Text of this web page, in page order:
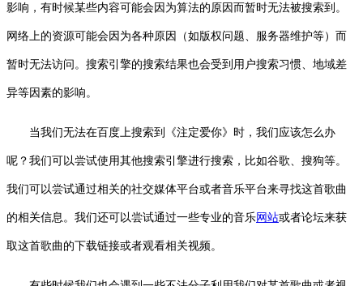
影响，有时候某些内容可能会因为算法的原因而暂时无法被搜索到。
网络上的资源可能会因为各种原因（如版权问题、服务器维护等）而
暂时无法访问。搜索引擎的搜索结果也会受到用户搜索习惯、地域差
异等因素的影响。
当我们无法在百度上搜索到《注定爱你》时，我们应该怎么办
呢？我们可以尝试使用其他搜索引擎进行搜索，比如谷歌、搜狗等。
我们可以尝试通过相关的社交媒体平台或者音乐平台来寻找这首歌曲
的相关信息。我们还可以尝试通过一些专业的音乐网站或者论坛来获
取这首歌曲的下载链接或者观看相关视频。